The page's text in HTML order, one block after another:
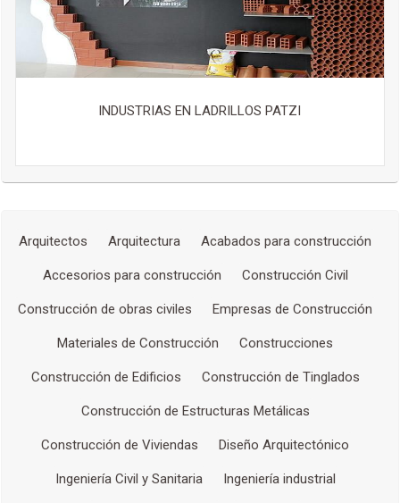
INDUSTRIAS EN LADRILLOS PATZI
Arquitectos Arquitectura Acabados para construcción
Accesorios para construcción Construcción Civil
Construcción de obras civiles Empresas de Construcción
Materiales de Construcción Construcciones
Construcción de Edificios Construcción de Tinglados
Construcción de Estructuras Metálicas
Construcción de Viviendas Diseño Arquitectónico
Ingeniería Civil y Sanitaria Ingeniería industrial